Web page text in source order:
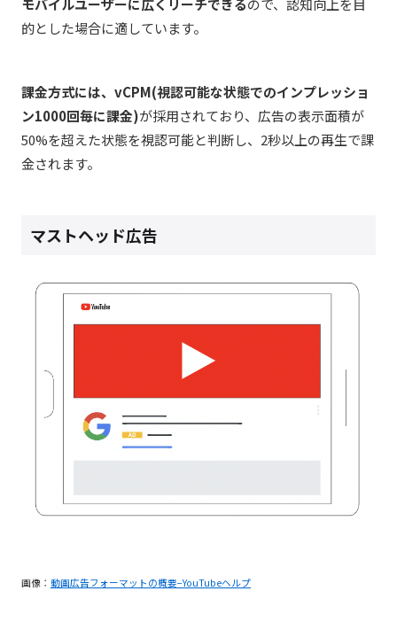
的とした場合に適しています。
課金方式には、vCPM(視認可能な状態でのインプレッショ
ン1000回毎に課金)が採用されており、広告の表示面積が
50%を超えた状態を視認可能と判断し、2秒以上の再生で課
金されます。
マストヘッド広告
画像： 動画広告フォーマットの概要−YouTubeヘルプ